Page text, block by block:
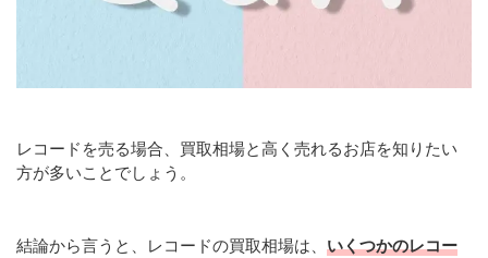
レコードを売る場合、買取相場と高く売れるお店を知りたい
方が多いことでしょう。
結論から言うと、レコードの買取相場は、 いくつかのレコー